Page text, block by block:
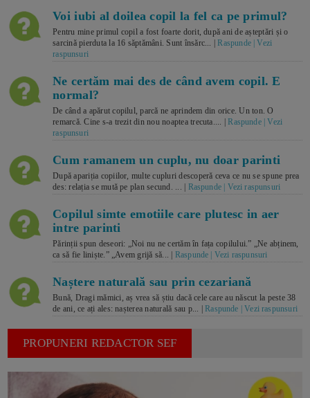
Voi iubi al doilea copil la fel ca pe primul?
Pentru mine primul copil a fost foarte dorit, după ani de așteptări și o
sarcină pierduta la 16 săptămâni. Sunt însărc... |Raspunde | Vezi
raspunsuri
Ne certăm mai des de când avem copil. E
normal?
De când a apărut copilul, parcă ne aprindem din orice. Un ton. O
remarcă. Cine s-a trezit din nou noaptea trecuta.... |Raspunde | Vezi
raspunsuri
Cum ramanem un cuplu, nu doar parinti
După apariția copiilor, multe cupluri descoperă ceva ce nu se spune prea
des: relația se mută pe plan secund. ... | Raspunde | Vezi raspunsuri
Copilul simte emotiile care plutesc in aer
intre parinti
Părinții spun deseori: „Noi nu ne certăm în fața copilului.” „Ne abținem,
ca să fie liniște.” „Avem grijă să... | Raspunde | Vezi raspunsuri
Naștere naturală sau prin cezariană
Bună, Dragi mămici, aș vrea să știu dacă cele care au născut la peste 38
de ani, ce ați ales: nașterea naturală sau p... |Raspunde | Vezi raspunsuri
PROPUNERI REDACTOR SEF